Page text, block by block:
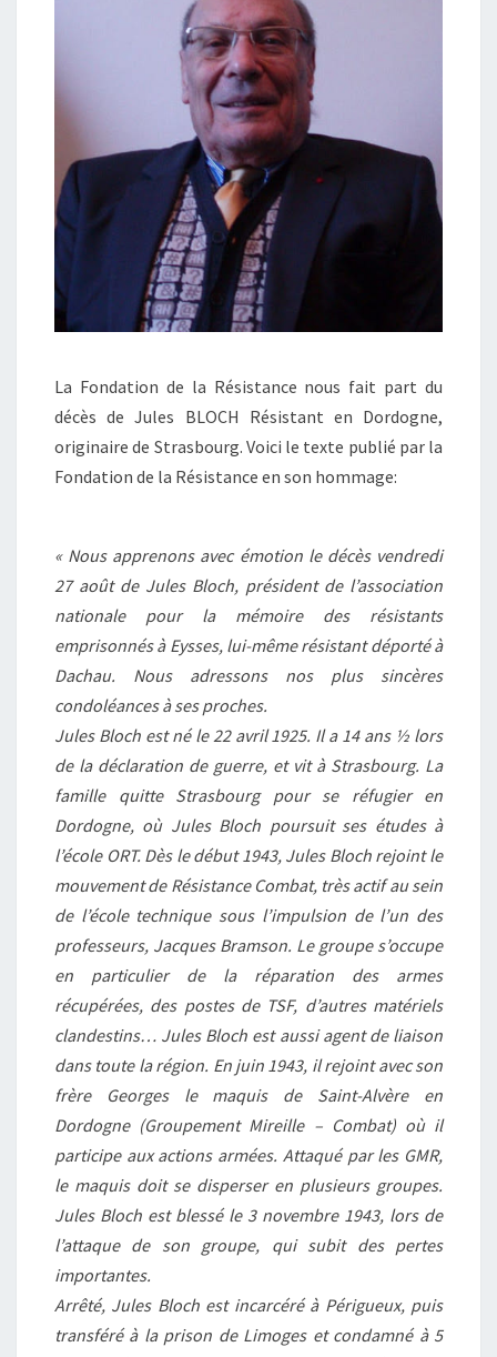
La Fondation de la Résistance nous fait part du
décès de Jules BLOCH Résistant en Dordogne,
originaire de Strasbourg. Voici le texte publié par la
Fondation de la Résistance en son hommage:
« Nous apprenons avec émotion le décès vendredi
27 août de Jules Bloch, président de l’association
nationale pour la mémoire des résistants
emprisonnés à Eysses, lui-même résistant déporté à
Dachau. Nous adressons nos plus sincères
condoléances à ses proches.
Jules Bloch est né le 22 avril 1925. Il a 14 ans ½ lors
de la déclaration de guerre, et vit à Strasbourg. La
famille quitte Strasbourg pour se réfugier en
Dordogne, où Jules Bloch poursuit ses études à
l’école ORT. Dès le début 1943, Jules Bloch rejoint le
mouvement de Résistance Combat, très actif au sein
de l’école technique sous l’impulsion de l’un des
professeurs, Jacques Bramson. Le groupe s’occupe
en particulier de la réparation des armes
récupérées, des postes de TSF, d’autres matériels
clandestins… Jules Bloch est aussi agent de liaison
dans toute la région. En juin 1943, il rejoint avec son
frère Georges le maquis de Saint-Alvère en
Dordogne (Groupement Mireille – Combat) où il
participe aux actions armées. Attaqué par les GMR,
le maquis doit se disperser en plusieurs groupes.
Jules Bloch est blessé le 3 novembre 1943, lors de
l’attaque de son groupe, qui subit des pertes
importantes.
Arrêté, Jules Bloch est incarcéré à Périgueux, puis
transféré à la prison de Limoges et condamné à 5